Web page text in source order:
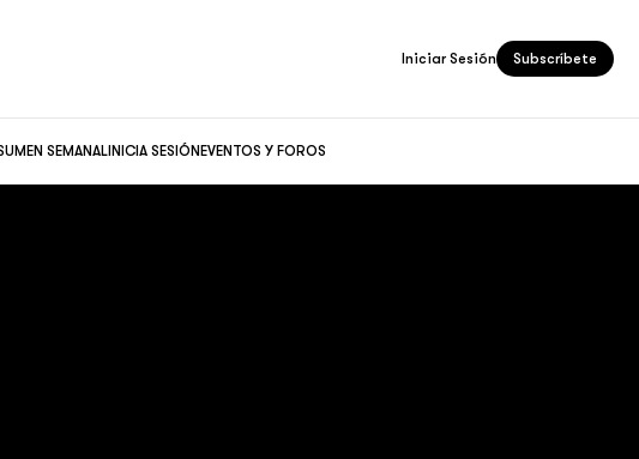
SEMANALINICIA SESIÓNEVENTOS Y FOROS
Iniciar Sesión Subscríbete